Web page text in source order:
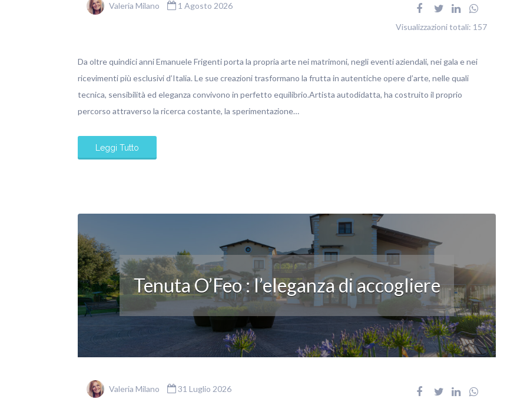
Valeria Milano 1 Agosto 2026
Visualizzazioni totali: 157
Da oltre quindici anni Emanuele Frigenti porta la propria arte nei matrimoni, negli eventi aziendali, nei gala e nei
ricevimenti più esclusivi d’Italia. Le sue creazioni trasformano la frutta in autentiche opere d’arte, nelle quali
tecnica, sensibilità ed eleganza convivono in perfetto equilibrio.Artista autodidatta, ha costruito il proprio
percorso attraverso la ricerca costante, la sperimentazione…
Leggi Tutto
Tenuta O’Feo : l’eleganza di accogliere
Valeria Milano 31 Luglio 2026